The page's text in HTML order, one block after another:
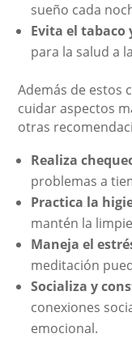
sueño cada
Evita el tabaco
para la salud a
Además de estos
cuidar aspectos
otras
Realiza
problemas a
Practica la
mantén la
Maneja el
meditación
Socializa y
conexiones
emocional.